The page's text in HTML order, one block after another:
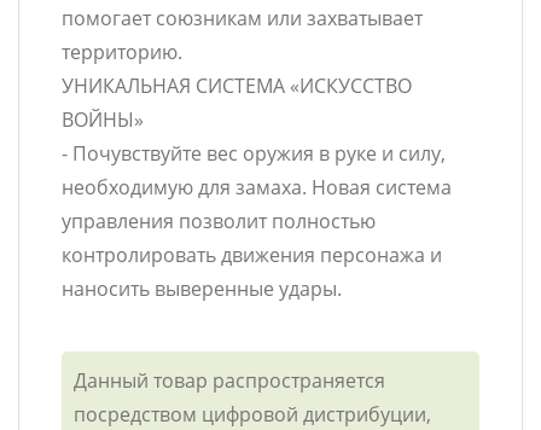
помогает союзникам или захватывает
территорию.
УНИКАЛЬНАЯ СИСТЕМА «ИСКУССТВО
ВОЙНЫ»
- Почувствуйте вес оружия в руке и силу,
необходимую для замаха. Новая система
управления позволит полностью
контролировать движения персонажа и
наносить выверенные удары.
Данный товар распространяется
посредством цифровой дистрибуции,